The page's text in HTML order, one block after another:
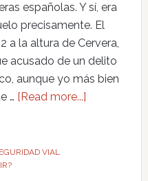
españolas. Y sí, era
precisamente. El
a la altura de Cervera,
acusado de un delito
aunque yo más bien
… [Read more...]
VIAL